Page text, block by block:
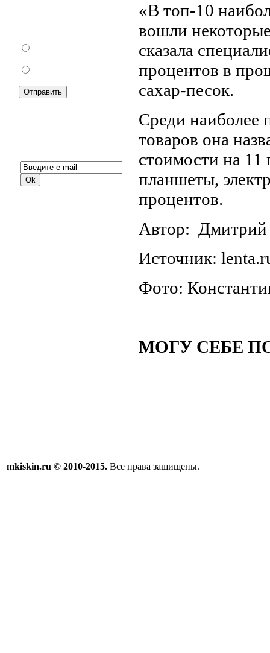
«В топ-10
вошли
сказала
процентов в
сахар-песок.
Среди наиболее
товаров она
стоимости на 11
планшеты,
процентов.
Автор:
Источник:
Фото:
МОГУ СЕБЕ
mkiskin.ru © 2010-2015. Все права защищены.